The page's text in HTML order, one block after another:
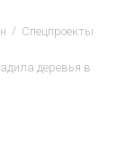
/ Спецпроекты
деревья в